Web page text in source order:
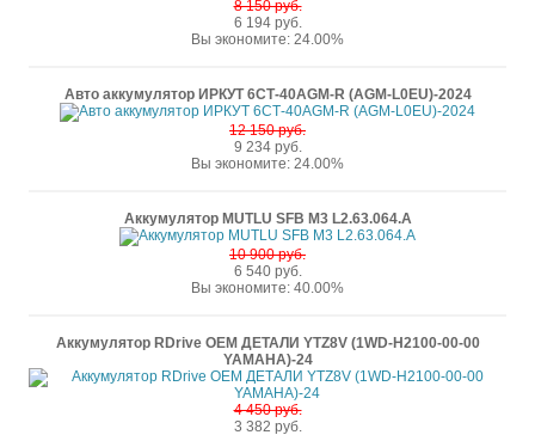
8 150 руб.
6 194 руб.
Вы экономите: 24.00%
Авто аккумулятор ИРКУТ 6СТ-40AGM-R (AGM-L0EU)-2024
12 150 руб.
9 234 руб.
Вы экономите: 24.00%
Аккумулятор MUTLU SFB M3 L2.63.064.A
10 900 руб.
6 540 руб.
Вы экономите: 40.00%
Аккумулятор RDrive OEM ДЕТАЛИ YTZ8V (1WD-H2100-00-00
YAMAHA)-24
4 450 руб.
3 382 руб.